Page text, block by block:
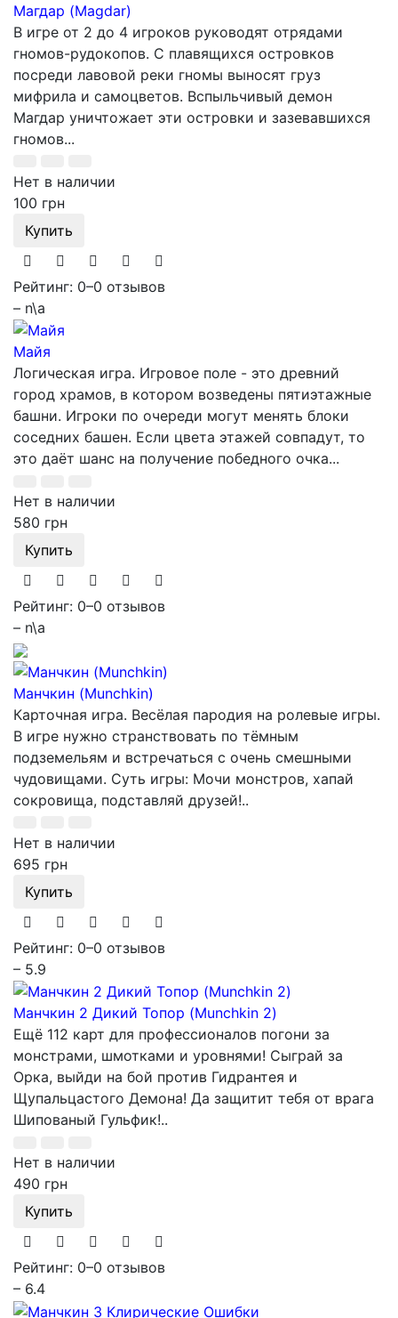
Магдар (Magdar)
В игре от 2 до 4 игроков руководят отрядами
гномов-рудокопов. С плавящихся островков
посреди лавовой реки гномы выносят груз
мифрила и самоцветов. Вспыльчивый демон
Магдар уничтожает эти островки и зазевавшихся
гномов...
Нет в наличии
100 грн
Купить
Рейтинг: 0–0 отзывов
– n\a
Майя
Логическая игра. Игровое поле - это древний
город храмов, в котором возведены пятиэтажные
башни. Игроки по очереди могут менять блоки
соседних башен. Если цвета этажей совпадут, то
это даёт шанс на получение победного очка...
Нет в наличии
580 грн
Купить
Рейтинг: 0–0 отзывов
– n\a
Манчкин (Munchkin)
Карточная игра. Весёлая пародия на ролевые игры.
В игре нужно странствовать по тёмным
подземельям и встречаться с очень смешными
чудовищами. Суть игры: Мочи монстров, хапай
сокровища, подставляй друзей!..
Нет в наличии
695 грн
Купить
Рейтинг: 0–0 отзывов
– 5.9
Манчкин 2 Дикий Топор (Munchkin 2)
Ещё 112 карт для профессионалов погони за
монстрами, шмотками и уровнями! Сыграй за
Орка, выйди на бой против Гидрантея и
Щупальцастого Демона! Да защитит тебя от врага
Шипованый Гульфик!..
Нет в наличии
490 грн
Купить
Рейтинг: 0–0 отзывов
– 6.4